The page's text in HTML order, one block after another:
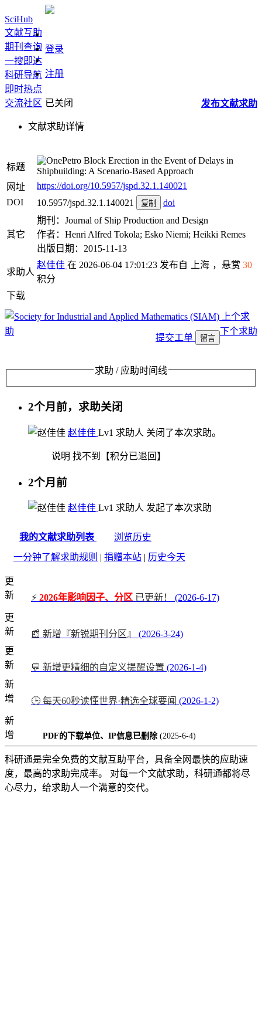
SciHub
文献互助
期刊查询
一搜即达
科研导航
即时热点
交流社区
登录
注册
发布文献求助
已关闭
文献求助详情
标题
Block Erection in the Event of Delays in
Shipbuilding: A Scenario-Based Approach
网址
https://doi.org/10.5957/jspd.32.1.140021
DOI
10.5957/jspd.32.1.140021 复制 doi
其它
期刊：Journal of Ship Production and Design
作者：Henri Alfred Tokola; Esko Niemi; Heikki Remes
出版日期：2015-11-13
求助人
赵佳佳 在 2026-06-04 17:01:23 发布自 上海 ，悬赏 30
积分
下载
上个求
助
下个求助
提交工单 留言
求助 / 应助时间线
2个月前，求助关闭
赵佳佳 Lv1 求助人 关闭了本次求助。
说明 找不到【积分已退回】
2个月前
赵佳佳 Lv1 求助人 发起了本次求助
我的文献求助列表
浏览历史
一分钟了解求助规则
捐赠本站 历史今天
更
新
⚡ 2026年影响因子、分区 已更新！
(2026-6-17)
更
新
📰 新增『新锐期刊分区』
(2026-3-24)
更
新
💬 新增更精细的自定义提醒设置 (2026-1-4)
新
增
🕒 每天60秒读懂世界·精选全球要闻 (2026-1-2)
新
增
PDF的下载单位、IP信息已删除 (2025-6-4)
科研通是完全免费的文献互助平台，具备全网最快的应助速
度，最高的求助完成率。 对每一个文献求助，科研通都将尽
心尽力，给求助人一个满意的交代。